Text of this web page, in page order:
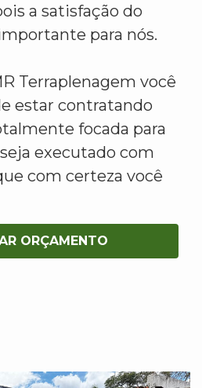
a satisfação do
para nós.
Terraplenagem você
estar contratando
focada para
executado com
com certeza você
ORÇAMENTO